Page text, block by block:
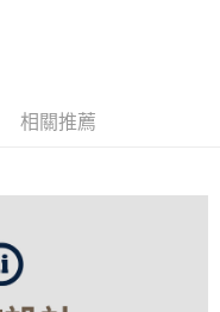
相關推薦